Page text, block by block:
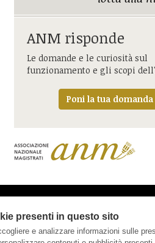
ANM risponde
Le domande e le curiosità sul
funzionamento e gli scopi
Poni la tua domanda
presenti in questo sito
e analizzare informazioni sulle